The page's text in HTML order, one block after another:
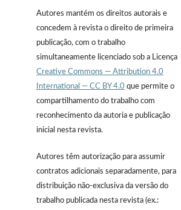
Autores mantém os direitos autorais e
concedem à revista o direito de primeira
publicação, com o trabalho
simultaneamente licenciado sob a Licença
Creative Commons — Attribution 4.0
International — CC BY 4.0 que permite o
compartilhamento do trabalho com
reconhecimento da autoria e publicação
inicial nesta revista.
Autores têm autorização para assumir
contratos adicionais separadamente, para
distribuição não-exclusiva da versão do
trabalho publicada nesta revista (ex.: